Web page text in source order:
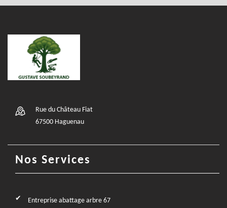
Rue du Château Fiat
67500 Haguenau
Nos Services
Entreprise abattage arbre 67